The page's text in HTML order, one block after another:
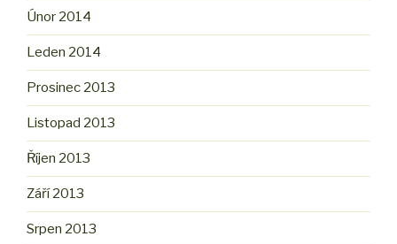
Únor 2014
Leden 2014
Prosinec 2013
Listopad 2013
Říjen 2013
Září 2013
Srpen 2013